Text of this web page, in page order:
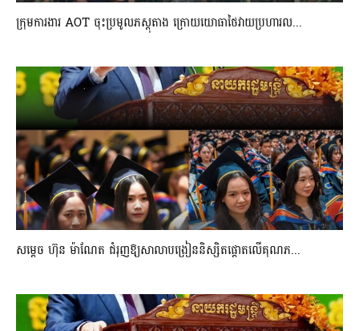
ក្រុមការងារ AOT ចុះប្រមូលភស្តុតាង ក្រោយយោធាថៃវាយប្រហារល...
សម្តេច ហ៊ុន ម៉ាណែត ជំរុញឱ្យសាលាបង្រៀននិស្សិតផ្តោតលើគុណភ...